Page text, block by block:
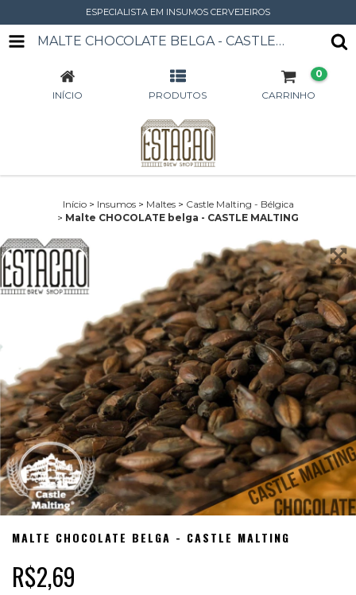
ESPECIALISTA EM INSUMOS CERVEJEIROS
MALTE CHOCOLATE BELGA - CASTLE MALTING
INÍCIO PRODUTOS CARRINHO
0
Início > Insumos > Maltes > Castle Malting - Bélgica
> Malte CHOCOLATE belga - CASTLE MALTING
MALTE CHOCOLATE BELGA - CASTLE MALTING
R$2,69